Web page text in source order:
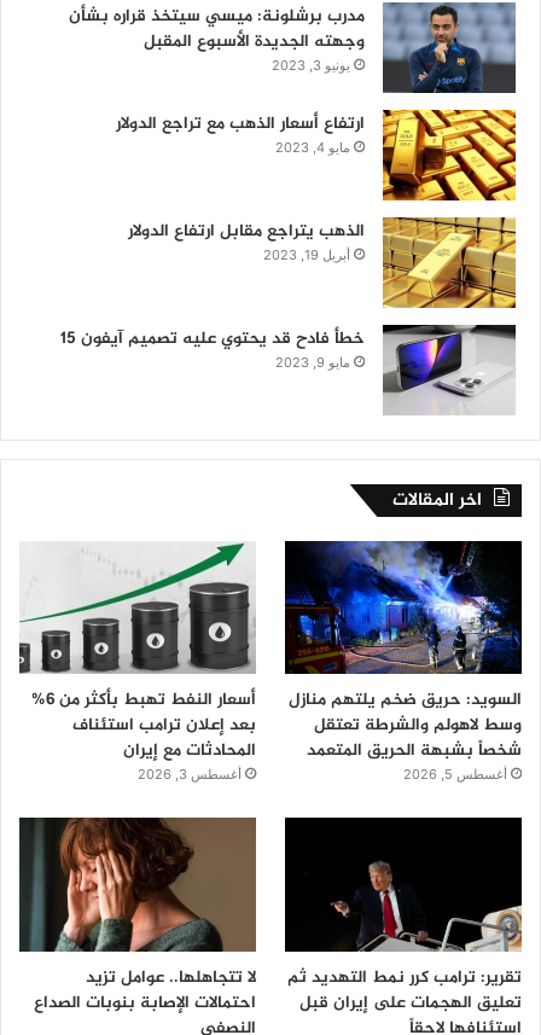
مدرب برشلونة: ميسي سيتخذ قراره بشأن
وجهته الجديدة الأسبوع المقبل
يونيو 3, 2023
ارتفاع أسعار الذهب مع تراجع الدولار
مايو 4, 2023
الذهب يتراجع مقابل ارتفاع الدولار
أبريل 19, 2023
خطأ فادح قد يحتوي عليه تصميم آيفون 15
مايو 9, 2023
اخر المقالات
السويد: حريق ضخم يلتهم منازل
وسط لاهولم والشرطة تعتقل
شخصاً بشبهة الحريق المتعمد
أغسطس 5, 2026
أسعار النفط تهبط بأكثر من 6%
بعد إعلان ترامب استئناف
المحادثات مع إيران
أغسطس 3, 2026
تقرير: ترامب كرر نمط التهديد ثم
تعليق الهجمات على إيران قبل
استئنافها لاحقاً
لا تتجاهلها.. عوامل تزيد
احتمالات الإصابة بنوبات الصداع
النصفي